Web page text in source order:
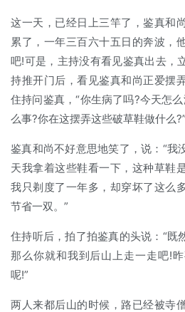
这一天，已经日上三竿了，鉴真和
累了，一年三百六十五日的奔波，
吧!可是，主持没有看见鉴真出去，
持推开门后，看见鉴真和尚正爱摆
住持问鉴真，“你生病了吗?今天怎
么事?你在这摆弄这些破草鞋做什么?”
鉴真和尚不好意思地笑了，说：“我
天我拿着这些鞋看一下，这种草鞋
我只剃度了一年多，却穿坏了这么
节省一双。”
住持听后，拍了拍鉴真的头说：“既
那么你就和我到后山上走一走吧!
呢!”
两人来都后山的时候，路已经被寺